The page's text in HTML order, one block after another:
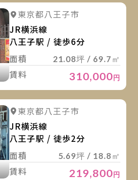
詳細を見る
東京都八王子市
JR横浜線
八王子駅 / 徒歩6分
面積
21.08坪 / 69.7㎡
賃料 310,000円
詳細を見る
東京都八王子市
JR横浜線
八王子駅 / 徒歩2分
面積
5.69坪 / 18.8㎡
賃料 219,800円